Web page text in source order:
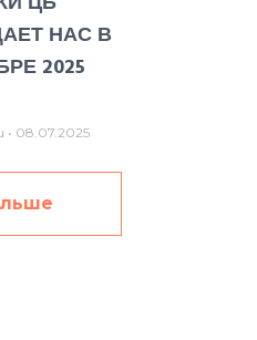
НАС В
2025
08.07.2025